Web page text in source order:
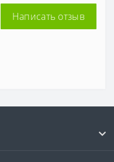
Написать отзыв